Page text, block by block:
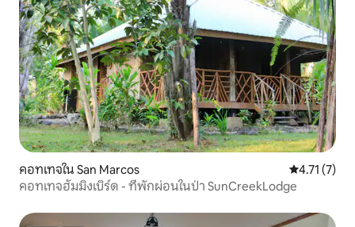
คอทเทจใน San Marcos คะแนนเฉลี่ย
4.71 (7)
คอทเทจฮัมมิงเบิร์ด - ที่พักผ่อนในป่า SunCreekLodge